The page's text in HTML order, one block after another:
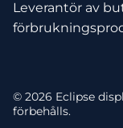
Leverantör av
© 2026 Eclipse
förbehålls.